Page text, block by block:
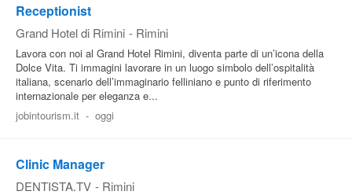
Offerte
Area
Aziende
Receptionist
Grand Hotel di Rimini - Rimini
Lavora con noi al Grand Hotel Rimini, diventa parte di un’icona della
Dolce Vita. Ti immagini lavorare in un luogo simbolo dell’ospitalità
italiana, scenario dell’immaginario felliniano e punto di riferimento
internazionale per eleganza e...
jobintourism.it - oggi
Clinic Manager
DENTISTA.TV - Rimini